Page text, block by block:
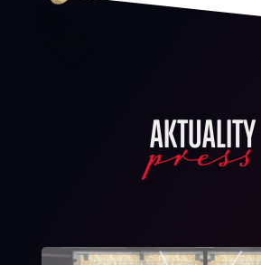
AKTUALITY
press